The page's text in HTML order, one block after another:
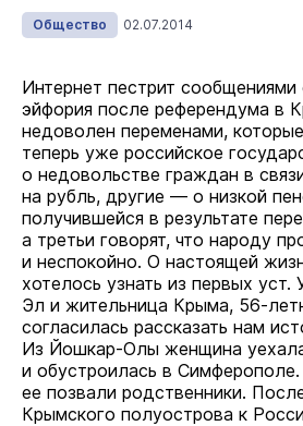
Общество 02.07.2014
Интернет пестрит
эйфория после референдума в
недоволен переменами,
теперь уже российское
о недовольстве граждан в
на рубль, другие — о низкой
получившейся в результате
а третьи говорят, что народу
и неспокойно. О настоящей
хотелось узнать из первых
Эл и жительница Крыма, 56-
согласилась рассказать нам
Из Йошкар-Олы женщина
и обустроилась в
ее позвали родственники.
Крымского полуострова к